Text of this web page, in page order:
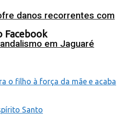
danos recorrentes com
em Jaguaré
Facebook